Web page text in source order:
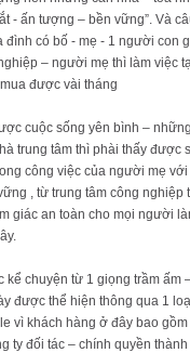
- ấn tượng – bền vững”. Và
có bố - mẹ - 1 người con
– người mẹ thì làm việc
được vài tháng
cuộc sống yên bình –
trung tâm thì phài thấy được
công việc của người mẹ
, từ trung tâm công nghiệp
giác an toàn cho mọi người
chuyện từ 1 giọng trầm ấm
được thể hiện thông qua 1
vì khách hàng ở đây bao
ty đối tác – chính quyền thành